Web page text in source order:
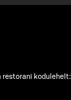
restorani kodulehelt: